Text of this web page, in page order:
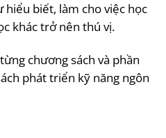
hiểu biết, làm cho việc học
khác trở nên thú vị.
chương sách và phần
phát triển kỹ năng ngôn